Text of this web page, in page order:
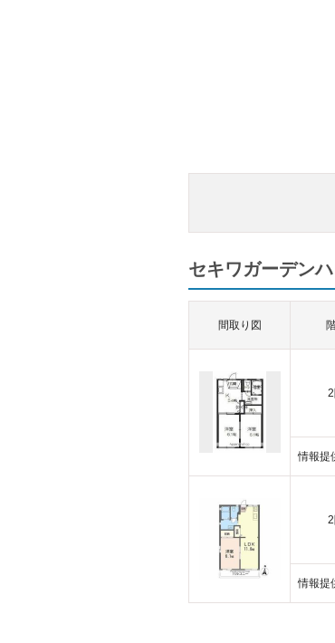
セキワガーデンハ
間取り図
情報提
情報提